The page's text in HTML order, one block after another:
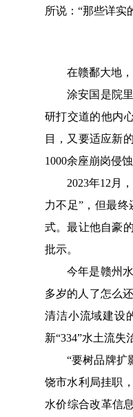
所说： “那些详实
在赣鄱大地 ，
涂安国是院
研打交道的他内
目，又要适应新
1000余座崩岗侵
2023年12 月 ，
力不足” ，但最
式。最让他自豪
批示。
今年是赣州
多岁的人了怎么
清洁小流域建设
新“334”水土流失
“要树品牌扩
饶市水利局挂职
水价综合改革信